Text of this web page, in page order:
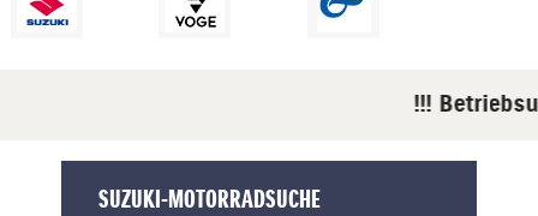
!!!
SUZUKI-MOTORRADSUCHE